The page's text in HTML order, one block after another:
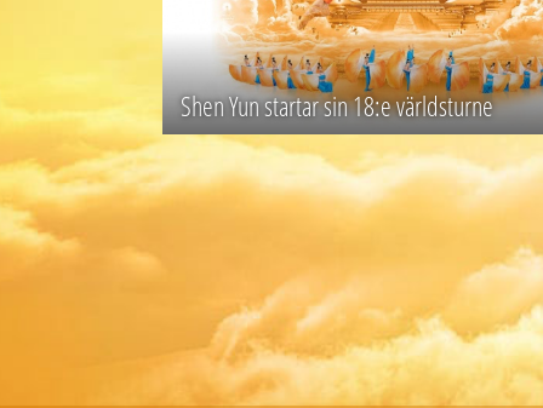
Shen Yun startar sin 18:e världsturne